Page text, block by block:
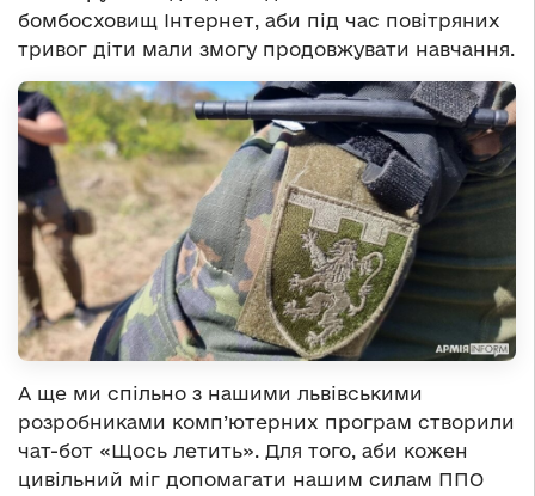
бомбосховищ Інтернет, аби під час повітряних
тривог діти мали змогу продовжувати навчання.
А ще ми спільно з нашими львівськими
розробниками комп’ютерних програм створили
чат-бот «Щось летить». Для того, аби кожен
цивільний міг допомагати нашим силам ППО